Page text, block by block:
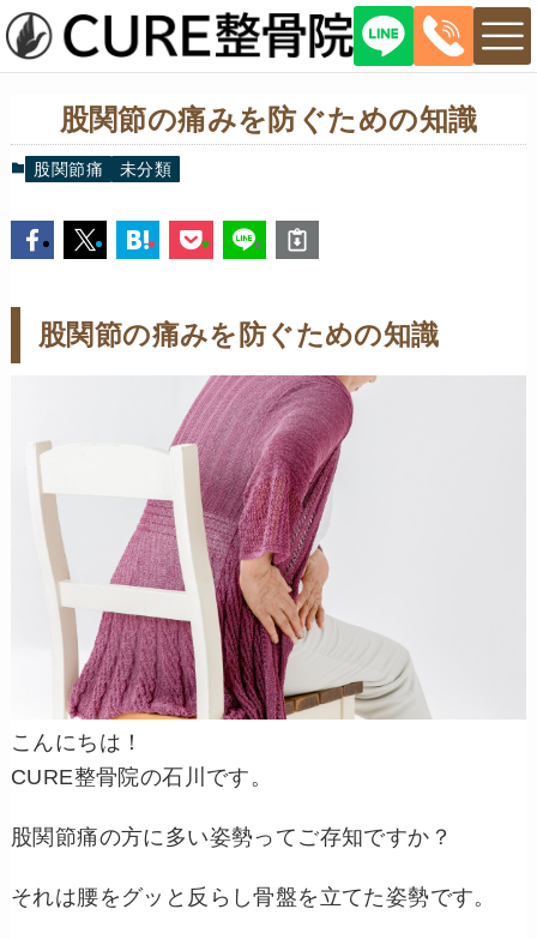
股関節の痛みを防ぐための知識
股関節痛 未分類
股関節の痛みを防ぐための知識
こんにちは！
CURE整骨院の石川です。
股関節痛の方に多い姿勢ってご存知ですか？
それは腰をグッと反らし骨盤を立てた姿勢です。